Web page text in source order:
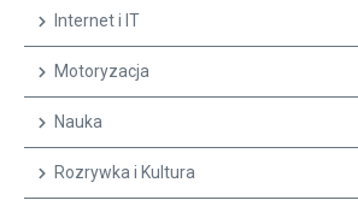
Internet i IT
Motoryzacja
Nauka
Rozrywka i Kultura